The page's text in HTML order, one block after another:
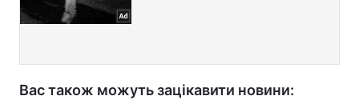
Вас також можуть зацікавити новини: